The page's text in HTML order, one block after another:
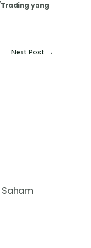
yang
Next Post →